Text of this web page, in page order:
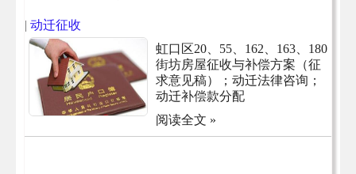
| 动迁征收
虹口区20、55、162、163、180
街坊房屋征收与补偿方案（征
求意见稿）；动迁法律咨询；
动迁补偿款分配
阅读全文 »